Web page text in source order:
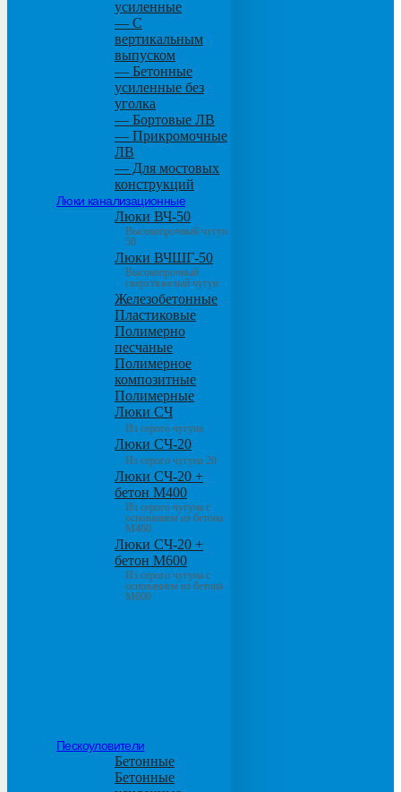
усиленные
— С
вертикальным
выпуском
— Бетонные
усиленные без
уголка
— Бортовые ЛВ
— Прикромочные
ЛВ
— Для мостовых
конструкций
Люки канализационные
Люки ВЧ-50
Высокопрочный чугун
50
Люки ВЧШГ-50
Высокопрочный
сверхтяжелый чугун
Железобетонные
Пластиковые
Полимерно
песчаные
Полимерное
композитные
Полимерные
Люки СЧ
Из серого чугуна
Люки СЧ-20
Из серого чугуна 20
Люки СЧ-20 +
бетон М400
Из серого чугуна с
основанием из бетона
М400
Люки СЧ-20 +
бетон М600
Из серого чугуна с
основанием из бетона
М600
Пескоуловители
Бетонные
Бетонные